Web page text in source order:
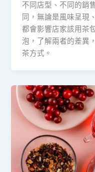
不同店型、不同的銷
同，無論是風味呈現
都會影響店家該用茶
泡，了解兩者的差異
茶方式。